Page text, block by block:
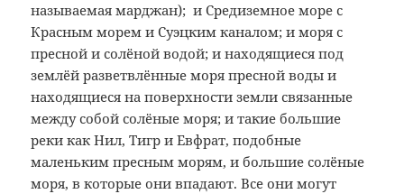
называемая марджан); и Средиземное море с
Красным морем и Суэцким каналом; и моря с
пресной и солёной водой; и находящиеся под
землёй разветвлённые моря пресной воды и
находящиеся на поверхности земли связанные
между собой солёные моря; и такие большие
реки как Нил, Тигр и Евфрат, подобные
маленьким пресным морям, и большие солёные
моря, в которые они впадают. Все они могут